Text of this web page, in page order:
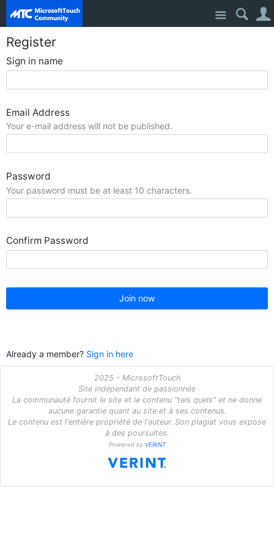
Site
Register
Sign in name
Email Address
Your e-mail address will not be published.
Password
Your password must be at least 10 characters.
Confirm Password
Join now
Already a member? Sign in here
2025 - MicrosoftTouch
Site indépendant de passionnés
La communauté fournit le site et le contenu "tels quels" et ne donne
aucune garantie quant au site et à ses contenus.
Le contenu est l'entière propriété de l'auteur. Son plagiat vous expose
à des poursuites.
Powered by VERINT